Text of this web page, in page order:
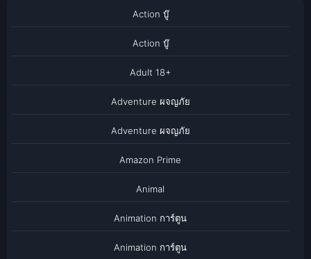
Action บู๊
Action บู๊
Adult 18+
Adventure ผจญภัย
Adventure ผจญภัย
Amazon Prime
Animal
Animation การ์ตูน
Animation การ์ตูน